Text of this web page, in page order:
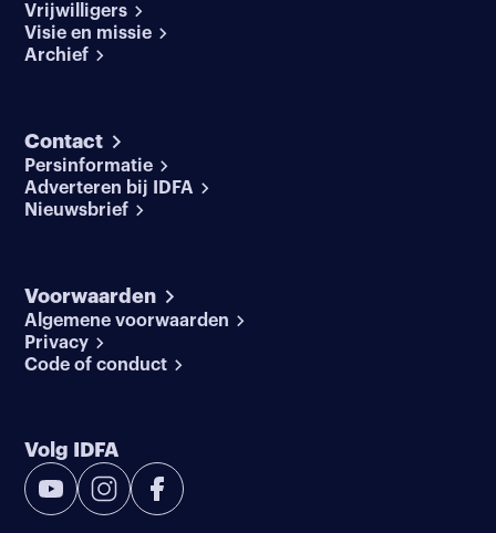
Vrijwilligers
Visie en missie
Archief
Contact
Persinformatie
Adverteren bij IDFA
Nieuwsbrief
Voorwaarden
Algemene voorwaarden
Privacy
Code of conduct
Volg IDFA